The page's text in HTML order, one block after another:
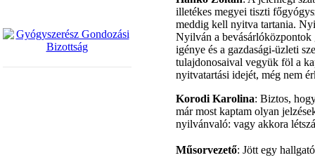
illetékes megyei tiszti
meddig kell nyitva tartania.
Nyilván a bevásárlóközpontok
igénye és a gazdasági-üzleti
tulajdonosaival vegyük föl a
nyitvatartási idejét, még nem
Korodi Karolina: Biztos,
már most kaptam olyan
nyilvánvaló: vagy akkora
Műsorvezető: Jött egy